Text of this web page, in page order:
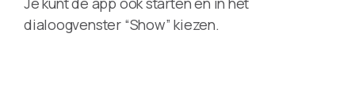
dialoogvenster “Show” kiezen.